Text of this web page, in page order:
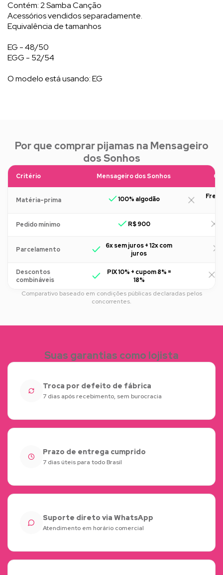
Contém: 2 Samba Canção
Acessórios vendidos separadamente.
Equivalência de tamanhos
EG - 48/50
EGG - 52/54
O modelo está usando: EG
Por que comprar pijamas na Mensageiro
dos Sonhos
Critério Mensageiro dos Sonhos
Matéria-prima 100% algodão
Pedido mínimo R$ 900
Parcelamento
6x sem juros + 12x com
juros
Descontos
combináveis
PIX 10% + cupom 8% =
18%
Comparativo baseado em condições públicas declaradas pelos
concorrentes.
Suas garantias como lojista
Troca por defeito de fábrica
7 dias após recebimento, sem burocracia
Prazo de entrega cumprido
7 dias úteis para todo Brasil
Suporte direto via WhatsApp
Atendimento em horário comercial